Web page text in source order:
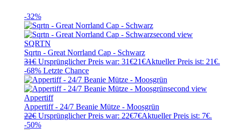
-32%
SQRTN
Sqrtn - Great Norrland Cap - Schwarz
31€ Ursprünglicher Preis war: 31€21€Aktueller Preis ist: 21€.
-68% Letzte Chance
Appertiff
Appertiff - 24/7 Beanie Mütze - Moosgrün
22€ Ursprünglicher Preis war: 22€7€Aktueller Preis ist: 7€.
-50%